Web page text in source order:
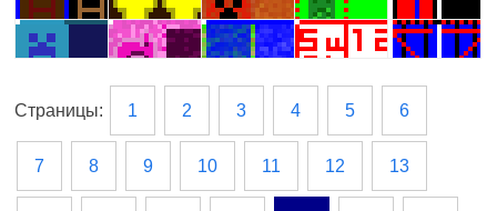
Страницы: 1 2 3 4 5 6
7 8 9 10 11 12 13